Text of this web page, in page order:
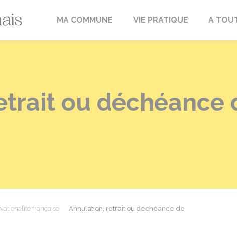
Fréville-du-Gâtinais
MA COMMUNE VIE PRATIQUE A
ou déchéance
française
Annulation, retrait ou déchéance de